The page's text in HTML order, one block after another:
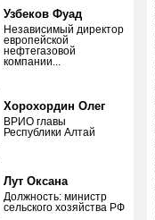
Узбеков Фуад
Независимый директор
европейской
нефтегазовой
компании...
Хорохордин Олег
ВРИО главы
Республики Алтай
Лут Оксана
Должность: министр
сельского хозяйства РФ